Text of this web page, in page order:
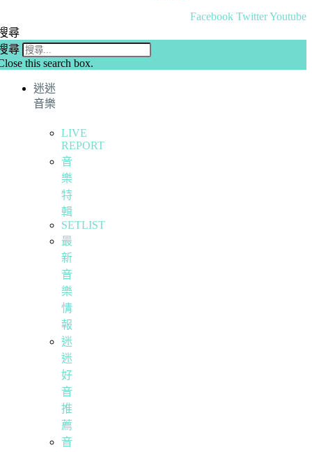
Facebook TwitterYoutube
尋
尋
this search box.
迷迷
音樂
LIVE
REPORT
音
樂
特
輯
SETLIST
最
新
音
樂
情
報
迷
迷
好
音
推
薦
音